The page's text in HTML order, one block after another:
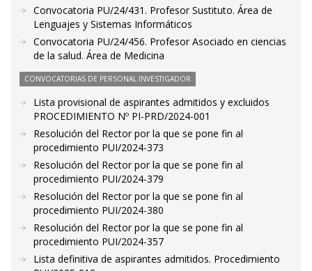
Convocatoria PU/24/431. Profesor Sustituto. Área de
Lenguajes y Sistemas Informáticos
Convocatoria PU/24/456. Profesor Asociado en ciencias
de la salud. Área de Medicina
CONVOCATORIAS DE PERSONAL INVESTIGADOR
Lista provisional de aspirantes admitidos y excluidos
PROCEDIMIENTO Nº PI-PRD/2024-001
Resolución del Rector por la que se pone fin al
procedimiento PUI/2024-373
Resolución del Rector por la que se pone fin al
procedimiento PUI/2024-379
Resolución del Rector por la que se pone fin al
procedimiento PUI/2024-380
Resolución del Rector por la que se pone fin al
procedimiento PUI/2024-357
Lista definitiva de aspirantes admitidos. Procedimiento